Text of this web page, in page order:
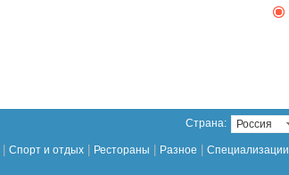
Страна: Россия
Спорт и отдых Рестораны Разное
Специализации